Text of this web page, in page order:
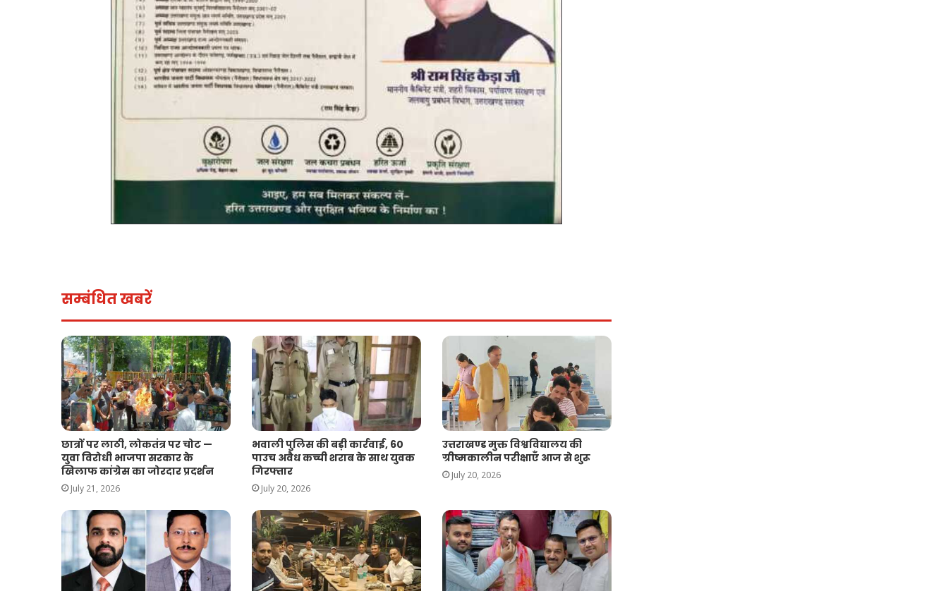
सम्बंधित खबरें
छात्रों पर लाठी, लोकतंत्र पर चोट —
युवा विरोधी भाजपा सरकार के
खिलाफ कांग्रेस का जोरदार प्रदर्शन
July 21, 2026
भवाली पुलिस की बड़ी कार्रवाई, 60
पाउच अवैध कच्ची शराब के साथ युवक
गिरफ्तार
July 20, 2026
उत्तराखण्ड मुक्त विश्वविद्यालय की
ग्रीष्मकालीन परीक्षाएँ आज से शुरू
July 20, 2026